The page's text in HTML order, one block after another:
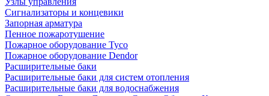
Сигнализаторы и концевики
Запорная арматура
Пенное пожаротушение
Пожарное оборудование Tyco
Пожарное оборудование Dendor
Расширительные баки
Расширительные баки для систем отопления
Расширительные баки для водоснабжения